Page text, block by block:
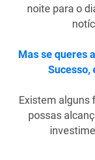
noite para o
Mas se queres
Sucesso,
Existem alguns
possas